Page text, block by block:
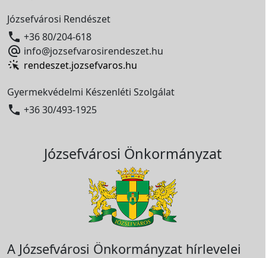
Józsefvárosi Rendészet
 +36 80/204-618
 info@jozsefvarosirendeszet.hu
rendeszet.jozsefvaros.hu
Gyermekvédelmi Készenléti Szolgálat
 +36 30/493-1925
Józsefvárosi Önkormányzat
A Józsefvárosi Önkormányzat hírlevelei